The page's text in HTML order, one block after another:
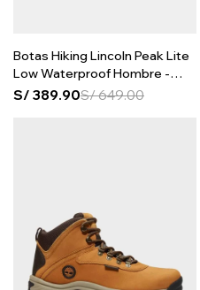
Botas Hiking Lincoln Peak Lite
Low Waterproof Hombre -
Wheat Leather
S/ 389.90S/649.00